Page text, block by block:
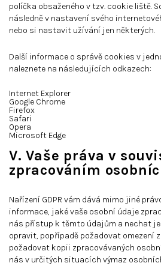
políčka obsaženého v tzv. cookie liště.
následně v nastavení svého
nebo si nastavit užívání jen některých.
Další informace o správě cookies v
naleznete na následujících odkazech:
Internet Explorer
Google Chrome
Firefox
Safari
Opera
Microsoft Edge
V. Vaše práva v
zpracováním
Nařízení GDPR vám dává mimo jiné
informace, jaké vaše osobní údaje
nás přístup k těmto údajům a nechat
opravit, popřípadě požadovat omezení
požadovat kopii zpracovávaných
nás v určitých situacích výmaz